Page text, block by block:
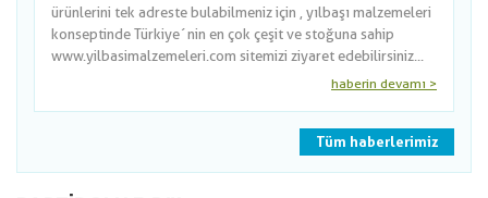
ürünlerini tek adreste bulabilmeniz için , yılbaşı malzemeleri
konseptinde Türkiye´nin en çok çeşit ve stoğuna sahip
www.yilbasimalzemeleri.com sitemizi ziyaret edebilirsiniz...
haberin devamı >
Tüm haberlerimiz